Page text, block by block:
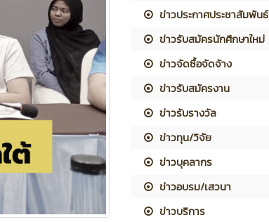
ข่าวประกาศประชาสัมพันธ์
ข่าวรับสมัครนักศึกษาใหม่
ข่าวจัดซื้อจัดจ้าง
ข่าวรับสมัครงาน
ข่าวรับรางวัล
ข่าวทุน/วิจัย
ข่าวบุคลากร
ข่าวอบรม/เสวนา
ข่าวบริการ